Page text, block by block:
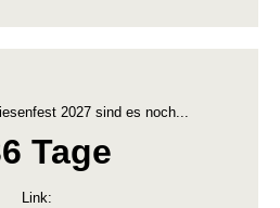
2027 sind es noch...
Tage
Link: